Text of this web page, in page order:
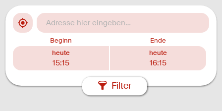
Beginn
heute
15:15
Ende
heute
16:15
Filter